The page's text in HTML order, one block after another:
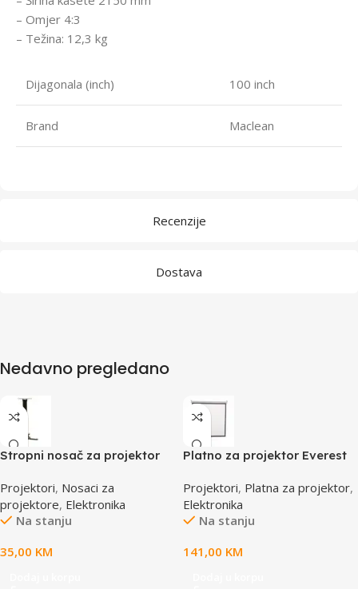
Recenzije
Dostava
– Omjer 4:3
– Težina: 12,3 kg
Dijagonala (inch) 100 inch
Brand Maclean
Nedavno pregledano
Stropni nosač za projektor
raspon rupa 260×260,
podešavanje visine,
Projektori, Nosaci za
projektore, Elektronika
Na stanju
35,00 KM
Platno za projektor Everest
40670
Projektori, Platna za projektor,
Elektronika
Na stanju
141,00 KM